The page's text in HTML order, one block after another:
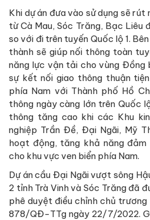
Khi dự án đưa vào sử dụng sẽ
từ Cà Mau, Sóc Trăng, Bạc Liêu
so với đi trên tuyến Quốc lộ 1.
thành sẽ giúp nối thông toàn
năng lực vận tải cho vùng Đồng
sự kết nối giao thông thuận
phía Nam với Thành phố Hồ
thông ngày càng lớn trên Quốc
thông tăng cao khi các Khu
nghiệp Trần Đề, Đại Ngãi, Mỹ
hoạt động, tăng khả năng đảm
cho khu vực ven biển phía Nam.
Dự án cầu Đại Ngãi vượt sông
2 tỉnh Trà Vinh và Sóc Trăng đã
phê duyệt điều chỉnh chủ
878/QĐ-TTg ngày 22/7/2022.